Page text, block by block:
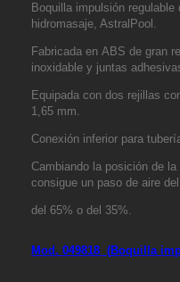
Boquilla impulsión
hidromasaje, AstralPool.
Fabricada en ABS de gran
inoxidable y juntas
Equipada con dos rejillas
1,65 mm.
Conexión inferior para
Cambiando la posición de
consigue un paso de aire
del 65% o del 35%.
Mod. 049818 (Boquilla